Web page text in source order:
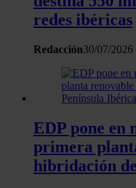
uso que haga del sitio
sociales, publicidad y
recopilado a partir del
redes ibéricas
Redacción30/07/2026
EDP pone en
primera
hibridación